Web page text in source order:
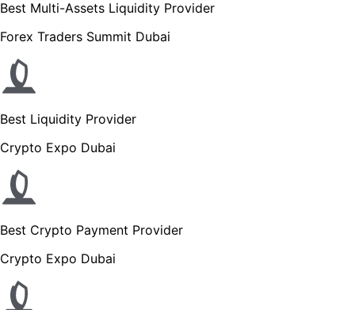
Best Multi-Assets Liquidity Provider
Forex Traders Summit Dubai
Best Liquidity Provider
Crypto Expo Dubai
Best Crypto Payment Provider
Crypto Expo Dubai